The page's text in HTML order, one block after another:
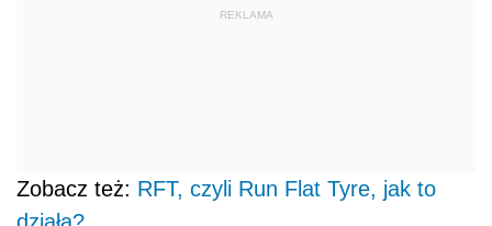
REKLAMA
Zobacz też: RFT, czyli Run Flat Tyre, jak to